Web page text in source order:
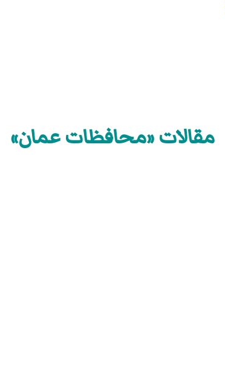
مقالات «محافظات عمان»